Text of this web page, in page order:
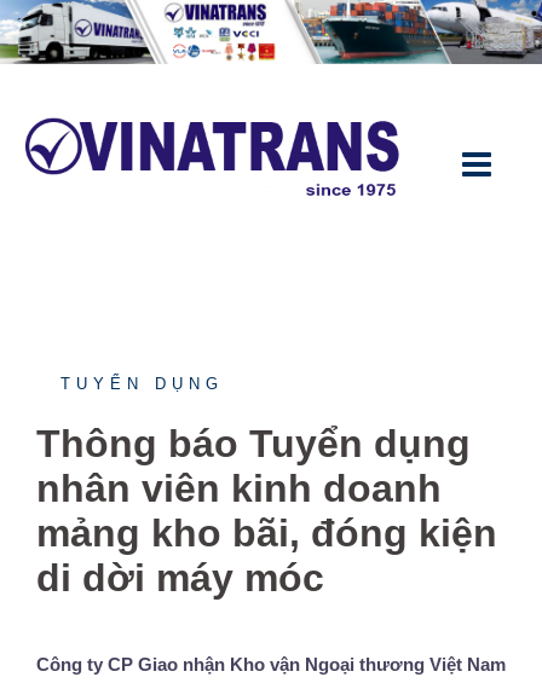
Chuyển
đến
TUYỂN DỤNG
Thông báo Tuyển dụng
nhân viên kinh doanh
mảng kho bãi, đóng kiện
di dời máy móc
Công ty CP Giao nhận Kho vận Ngoại thương Việt Nam